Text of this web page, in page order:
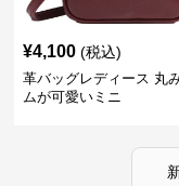
¥4,100 (税込)
革バッグレディース 丸
ムが可愛いミニ